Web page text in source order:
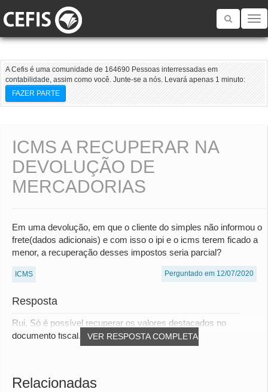
Toggle
A Cefis é uma comunidade de 164690 Pessoas interressadas em
contabilidade, assim como você. Junte-se a nós. Levará apenas 1 minuto:
FAZER PARTE
ICMS A RECUPERAR NA
DEVOLUÇÃO DE
MERCADORIAS
Em uma devolução, em que o cliente do simples não informou o
frete(dados adicionais) e com isso o ipi e o icms terem ficado a
menor, a recuperação desses impostos seria parcial?
ICMS Perguntado em 12/07/2020
Resposta
VER RESPOSTA COMPLETA
Rui, Só é possível recuperar os valores destacados no
documento fiscal.
Relacionadas